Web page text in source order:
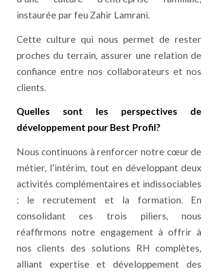
instaurée par feu Zahir Lamrani.
Cette culture qui nous permet de rester
proches du terrain, assurer une relation de
confiance entre nos collaborateurs et nos
clients.
Quelles sont les perspectives de
développement pour Best Profil?
Nous continuons à renforcer notre cœur de
métier, l’intérim, tout en développant deux
activités complémentaires et indissociables
: le recrutement et la formation. En
consolidant ces trois piliers, nous
réaffirmons notre engagement à offrir à
nos clients des solutions RH complètes,
alliant expertise et développement des